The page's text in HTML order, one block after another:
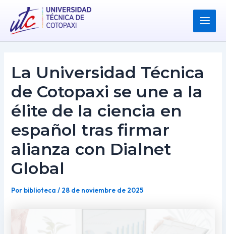
contenido
Main
Menu
La Universidad Técnica
de Cotopaxi se une a la
élite de la ciencia en
español tras firmar
alianza con Dialnet
Global
Por biblioteca / 28 de noviembre de 2025
navigation